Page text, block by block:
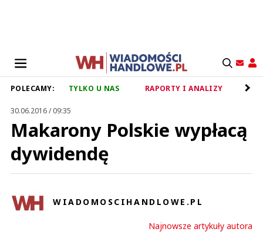
POLECAMY: TYLKO U NAS RAPORTY I ANALIZY
30.06.2016 / 09:35
Makarony Polskie wypłacą
dywidendę
WIADOMOSCIHANDLOWE.PL
Najnowsze artykuły autora